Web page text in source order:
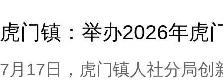
虎门镇：举办2026年虎
7月17日，虎门镇人社分局